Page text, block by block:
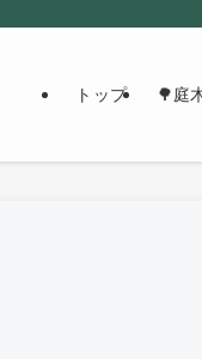
トップ 🌳庭